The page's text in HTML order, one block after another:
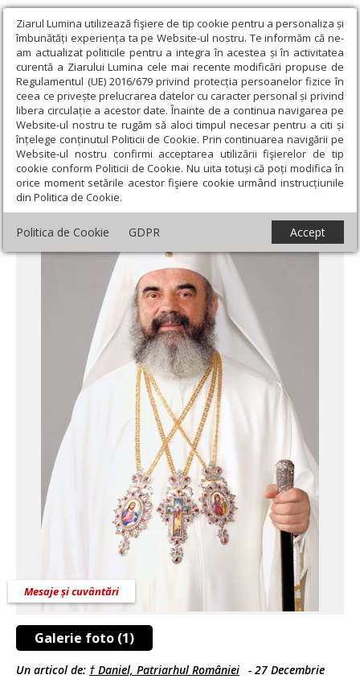
Ziarul Lumina utilizează fişiere de tip cookie pentru a personaliza și
îmbunătăți experiența ta pe Website-ul nostru. Te informăm că ne-
am actualizat politicile pentru a integra în acestea și în activitatea
curentă a Ziarului Lumina cele mai recente modificări propuse de
Regulamentul (UE) 2016/679 privind protecția persoanelor fizice în
ceea ce privește prelucrarea datelor cu caracter personal și privind
libera circulație a acestor date. Înainte de a continua navigarea pe
Website-ul nostru te rugăm să aloci timpul necesar pentru a citi și
înțelege conținutul Politicii de Cookie. Prin continuarea navigării pe
Website-ul nostru confirmi acceptarea utilizării fişierelor de tip
cookie conform Politicii de Cookie. Nu uita totuși că poți modifica în
orice moment setările acestor fişiere cookie urmând instrucțiunile
din Politica de Cookie.
Politica de Cookie GDPR Accept
Ziarul Lumina › Actualitate religioasă › Mesaje și cuvântări ›
Sărbătoare şi Binecuvântare la Melbourne
Sărbătoare şi Binecuvântare la Melbourne
Galerie foto (1)
Mesaje și cuvântări
Un articol de: † Daniel, Patriarhul României - 27 Decembrie